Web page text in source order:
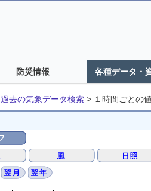
防災情報 各種データ・
過去の気象データ検索 > １時間ごとの